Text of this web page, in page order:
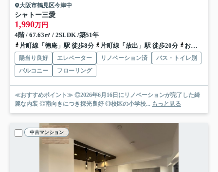
大阪市鶴見区今津中
シャトー三愛
1,990万円
4階 / 67.63㎡ / 2SLDK /築51年
片町線「徳庵」駅 徒歩8分
片町線「放出」駅 徒歩20分 おおさか東線「放出」駅 徒歩20分
陽当り良好 エレベーター リノベーション済
バス・トイレ別
バルコニー
フローリング
≪おすすめポイント≫ ◎2026年6月16日にリノベーションが完了した綺
麗な内装 ◎南向きにつき採光良好 ◎校区の小学校... もっと見る
中古マンション